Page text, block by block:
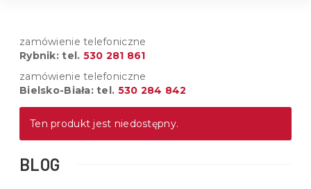
zamówienie telefoniczne
Rybnik: tel. 530 281 861
zamówienie telefoniczne
Bielsko-Biała: tel. 530 284 842
Ten produkt jest niedostępny.
BLOG